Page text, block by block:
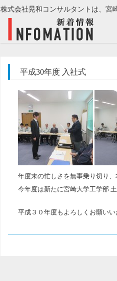
株式会社晃和コンサルタントは、宮
平成30年度 入社式
年度末の忙しさを無事乗り切り
今年度は新たに宮崎大学工学部
平成３０年度もよろしくお願い